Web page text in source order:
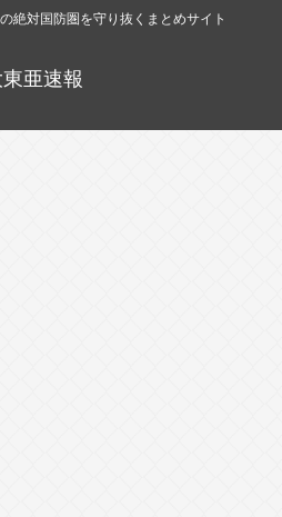
絶対国防圏を守り抜くまとめサイト
亜速報